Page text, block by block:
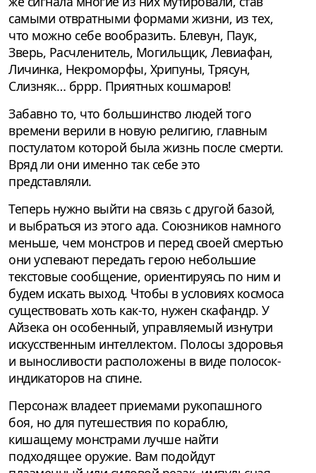
самыми отвратными формами жизни, из тех,
что можно себе вообразить. Блевун, Паук,
Зверь, Расчленитель, Могильщик, Левиафан,
Личинка, Некроморфы, Хрипуны, Трясун,
Слизняк… бррр. Приятных кошмаров!
Забавно то, что большинство людей того
времени верили в новую религию, главным
постулатом которой была жизнь после смерти.
Вряд ли они именно так себе это
представляли.
Теперь нужно выйти на связь с другой базой,
и выбраться из этого ада. Союзников намного
меньше, чем монстров и перед своей смертью
они успевают передать герою небольшие
текстовые сообщение, ориентируясь по ним и
будем искать выход. Чтобы в условиях космоса
существовать хоть как-то, нужен скафандр. У
Айзека он особенный, управляемый изнутри
искусственным интеллектом. Полосы здоровья
и выносливости расположены в виде полосок-
индикаторов на спине.
Персонаж владеет приемами рукопашного
боя, но для путешествия по кораблю,
кишащему монстрами лучше найти
подходящее оружие. Вам подойдут